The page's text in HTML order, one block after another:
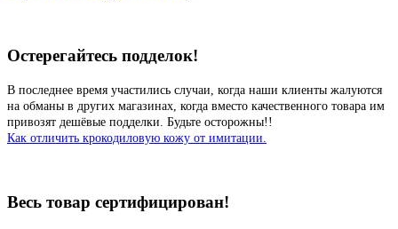
Остерегайтесь подделок!
В последнее время участились случаи, когда наши клиенты жалуются
на обманы в других магазинах, когда вместо качественного товара им
привозят дешёвые подделки. Будьте осторожны!!
Как отличить крокодиловую кожу от имитации.
Весь товар сертифицирован!